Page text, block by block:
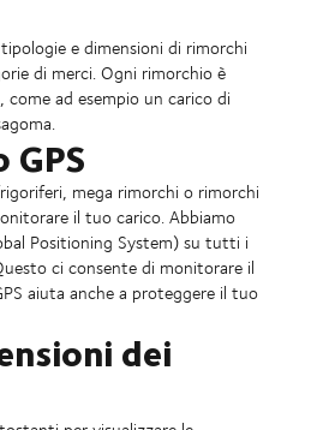
e dimensioni di rimorchi
di merci. Ogni rimorchio è
ad esempio un carico di
mega rimorchi o rimorchi
il tuo carico. Abbiamo
Positioning System) su tutti i
ci consente di monitorare il
aiuta anche a proteggere il tuo
dei